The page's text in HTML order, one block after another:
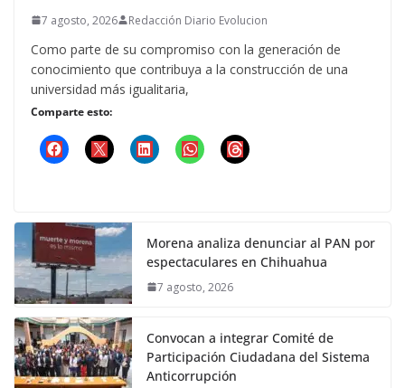
7 agosto, 2026 Redacción Diario Evolucion
Como parte de su compromiso con la generación de
conocimiento que contribuya a la construcción de una
universidad más igualitaria,
Comparte esto:
Morena analiza denunciar al PAN por
espectaculares en Chihuahua
7 agosto, 2026
Convocan a integrar Comité de
Participación Ciudadana del Sistema
Anticorrupción